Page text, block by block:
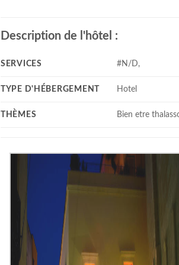
Description de l'hôtel :
SERVICES #N/D,
TYPE D'HÉBERGEMENT Hotel
THÈMES Bien etre